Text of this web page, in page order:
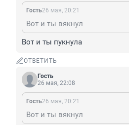
Гость26 мая, 20:21
Вот и ты вякнул
Вот и ты пукнула
ОТВЕТИТЬ
Гость
26 мая, 22:08
Гость26 мая, 20:21
Вот и ты вякнул